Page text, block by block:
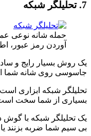
7. تحلیلگر شبکه
حمله شانه نوعی
آوردن رمز عبور،
یک روش بسیار رایج و
جاسوسی روی شانه شما
تحلیلگر شبکه ابزاری
بسیاری از شما سخت است.
یک تحلیلگر شبکه با گوش
بی سیم شما ضربه بزنند